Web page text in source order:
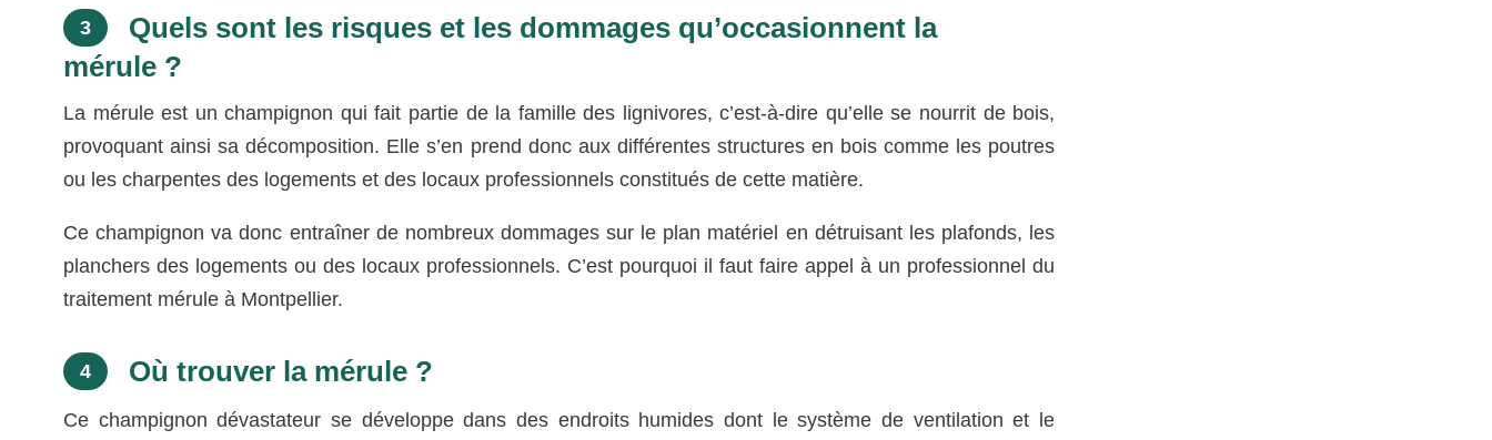
3
Quels sont les risques et les dommages qu’occasionnent la
mérule ?
La mérule est un champignon qui fait partie de la famille des lignivores, c’est-à-dire qu’elle se nourrit de bois,
provoquant ainsi sa décomposition. Elle s’en prend donc aux différentes structures en bois comme les poutres
ou les charpentes des logements et des locaux professionnels constitués de cette matière.
Ce champignon va donc entraîner de nombreux dommages sur le plan matériel en détruisant les plafonds, les
planchers des logements ou des locaux professionnels. C’est pourquoi il faut faire appel à un professionnel du
traitement mérule à Montpellier.
4 Où trouver la mérule ?
Ce champignon dévastateur se développe dans des endroits humides dont le système de ventilation et le